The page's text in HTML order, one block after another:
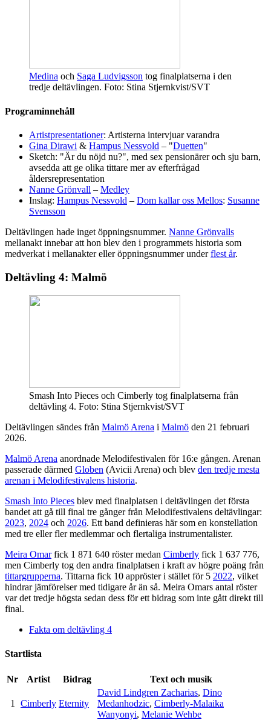
Medina och Saga Ludvigsson tog finalplatserna i den
tredje deltävlingen. Foto: Stina Stjernkvist/SVT
Programinnehåll
Artistpresentationer: Artisterna intervjuar varandra
Gina Dirawi & Hampus Nessvold – "Duetten"
Sketch: "Är du nöjd nu?", med sex pensionärer och sju barn,
avsedda att ge olika tittare mer av efterfrågad
åldersrepresentation
Nanne Grönvall – Medley
Inslag: Hampus Nessvold – Dom kallar oss Mellos: Susanne
Svensson
Deltävlingen hade inget öppningsnummer. Nanne Grönvalls
mellanakt innebar att hon blev den i programmets historia som
medverkat i mellanakter eller öppningsnummer underflest år.
Deltävling 4: Malmö
Smash Into Pieces och Cimberly tog finalplatserna från
deltävling 4. Foto: Stina Stjernkvist/SVT
Deltävlingen sändes från Malmö Arena i Malmö den 21 februari
2026.
Malmö Arena anordnade Melodifestivalen för 16:e gången. Arenan
passerade därmed Globen (Avicii Arena) och blev den tredje mesta
arenan i Melodifestivalens historia.
Smash Into Pieces blev med finalplatsen i deltävlingen det första
bandet att gå till final tre gånger från Melodifestivalens deltävlingar:
2023, 2024 och 2026. Ett band definieras här som en konstellation
med tre eller fler medlemmar och flertaliga instrumentalister.
Meira Omarfick 1 871 640 röster medan Cimberly fick 1 637 776,
men Cimberly tog den andra finalplatsen i kraft av högre poäng från
tittargrupperna. Tittarna fick 10 appröster i stället för 5 2022, vilket
hindrar jämförelser med tidigare år än så. Meira Omars antal röster
var det tredje högsta sedan dess för ett bidrag som inte gått direkt till
final.
Fakta om deltävling 4
Startlista
Nr Artist Bidrag Text och musik
1 Cimberly Eternity
David Lindgren Zacharias, Dino
Medanhodzic, Cimberly-Malaika
Wanyonyi, Melanie Wehbe